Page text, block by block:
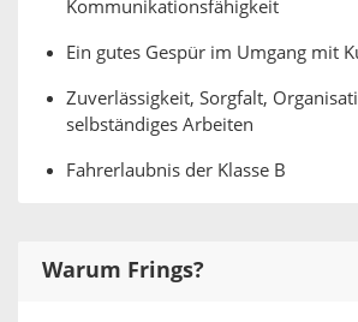
Kommunikationsfähigkeit
Ein gutes Gespür im Umgang mit
Zuverlässigkeit, Sorgfalt,
selbständiges Arbeiten
Fahrerlaubnis der Klasse B
Warum Frings?